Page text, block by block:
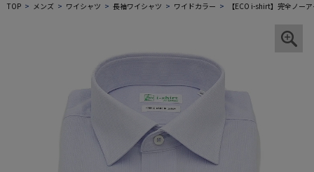
TOP メンズ ワイシャツ 長袖ワイシャツ ワイドカラー 【ECO i-shirt】完全ノー